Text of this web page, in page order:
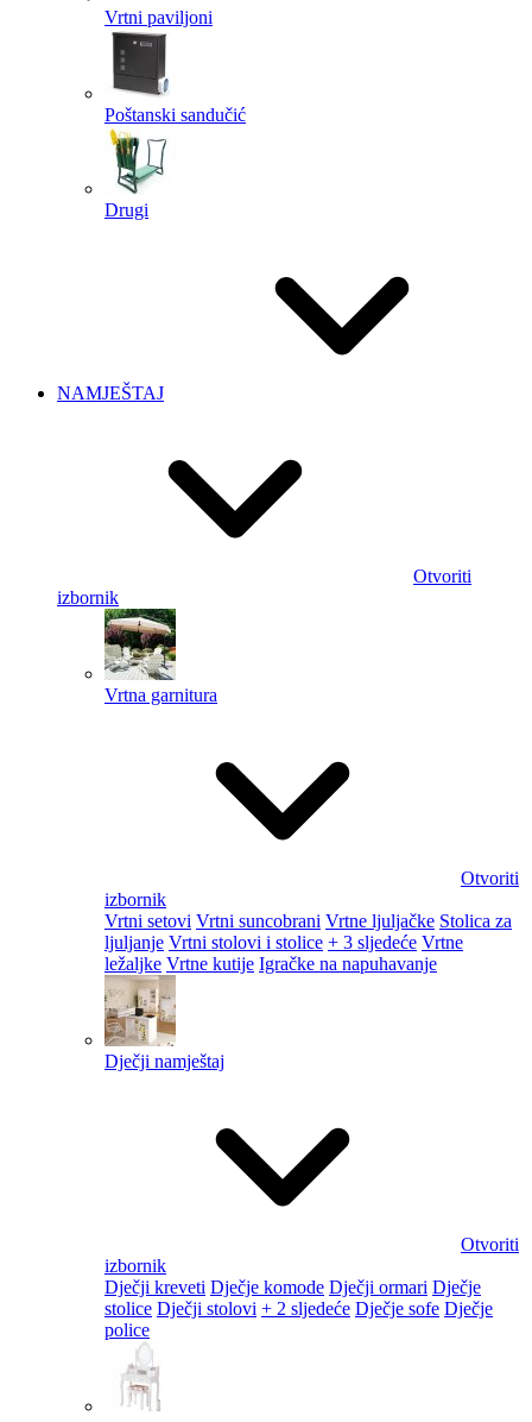
Vrtni paviljoni
Poštanski sandučić
Drugi
NAMJEŠTAJ
Otvoriti
izbornik
Vrtna garnitura
Otvoriti
izbornik
Vrtni setovi Vrtni suncobrani Vrtne ljuljačke Stolica za
ljuljanje Vrtni stolovi i stolice + 3 sljedeće Vrtne
ležaljke Vrtne kutije Igračke na napuhavanje
Dječji namještaj
Otvoriti
izbornik
Dječji kreveti Dječje komode Dječji ormari Dječje
stolice Dječji stolovi + 2 sljedeće Dječje sofe Dječje
police